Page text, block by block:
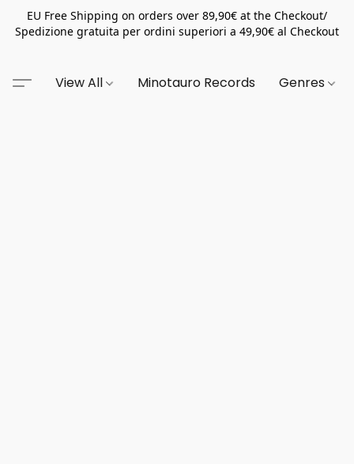
EU Free Shipping on orders over 89,90€ at the Checkout/
Spedizione gratuita per ordini superiori a 49,90€ al Checkout
View All Minotauro Records Genres